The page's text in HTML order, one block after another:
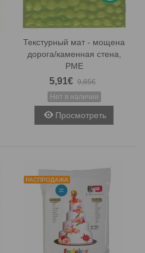
Текстурный мат - мощена
дорога/каменная стена,
PME
5,91€ 9,85€
Нет в наличии
Просмотреть
РАСПРОДАЖА